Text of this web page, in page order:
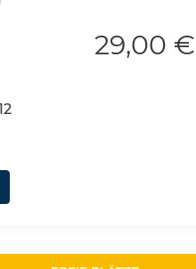
29,00 €